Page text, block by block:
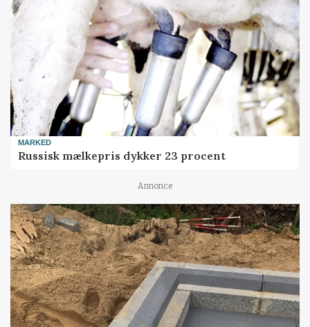
MARKED
Russisk mælkepris dykker 23 procent
Annonce